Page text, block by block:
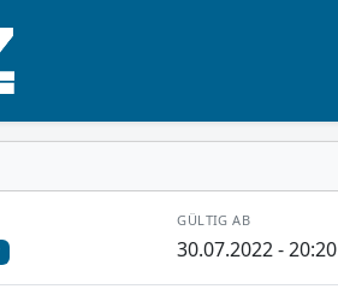
GÜLTIG AB
30.07.2022 - 20:20